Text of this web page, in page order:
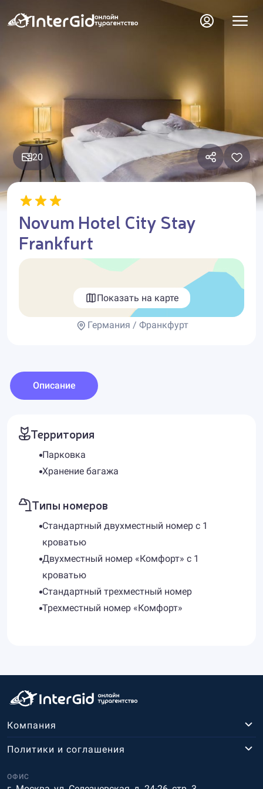
20
Novum Hotel City Stay
Frankfurt
Показать на карте
Германия / Франкфурт
Описание
Территория
Парковка
Хранение багажа
Типы номеров
Стандартный двухместный номер с 1
кроватью
Двухместный номер «Комфорт» с 1
кроватью
Стандартный трехместный номер
Трехместный номер «Комфорт»
Компания
ОФИС
Политики и соглашения